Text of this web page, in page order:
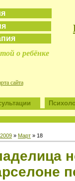
о ребёнке
сайта
2009 » Март » 18